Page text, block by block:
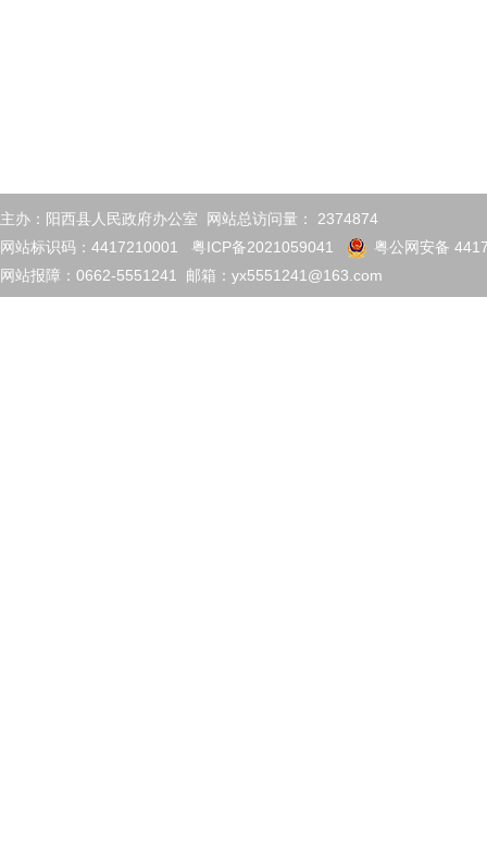
主办：阳西县人民政府办公室 网站总访问量： 2374874
网站标识码：4417210001 粤ICP备2021059041
粤公网安备
网站报障：0662-5551241 邮箱：yx5551241@163.com